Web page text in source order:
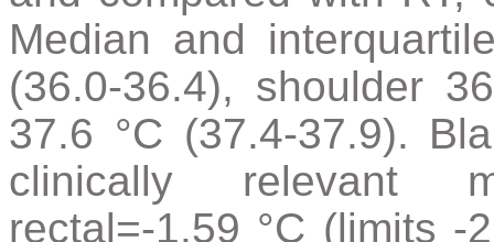
Median and
(36.0-36.4), shoulder
37.6 °C (37.4-37.9).
clinically relevant
rectal=-1.59 °C (limits -